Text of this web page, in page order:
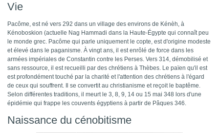
Vie
Pacôme, est né vers 292 dans un village des environs de Kénèh, à
Kénoboskion (actuelle Nag Hammadi dans la Haute-Égypte qui connaît peu
le monde grec. Pacôme qui parle uniquement le copte, est d'origine modeste
et élevé dans le paganisme. À vingt ans, il est enrôlé de force dans les
armées impériales de Constantin contre les Perses. Vers 314, démobilisé et
sans ressource, il est recueilli par des chrétiens à Thèbes. Le païen qu'il est
est profondément touché par la charité et l'attention des chrétiens à l'égard
de ceux qui souffrent. Il se convertit au christianisme et reçoit le baptême.
Selon différentes traditions, il meurt le 3, 8, 9, 14 ou 15 mai 348 lors d'une
épidémie qui frappe les couvents égyptiens à partir de Pâques 346.
Naissance du cénobitisme